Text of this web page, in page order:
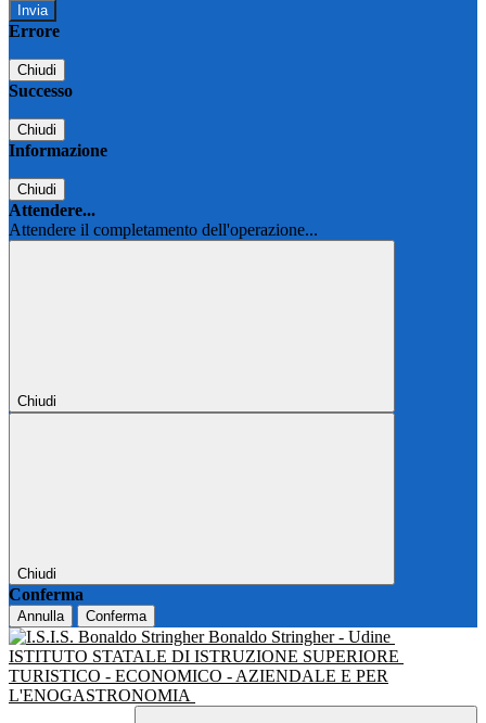
Errore
Chiudi
Successo
Chiudi
Informazione
Chiudi
Attendere...
Attendere il completamento dell'operazione...
Chiudi
Chiudi
Conferma
Annulla Conferma
Bonaldo Stringher - Udine
ISTITUTO STATALE DI ISTRUZIONE SUPERIORE
TURISTICO - ECONOMICO - AZIENDALE E PER
L'ENOGASTRONOMIA